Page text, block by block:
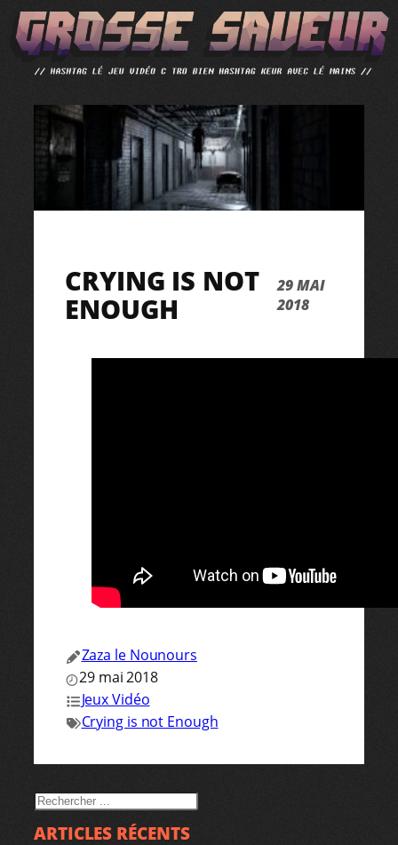
ALLER
AU
CONTENU
CRYING IS NOT
ENOUGH
29 MAI
2018
Zaza le Nounours
29 mai 2018
Jeux Vidéo
Crying is not Enough
RECHERCHER
ARTICLES RÉCENTS